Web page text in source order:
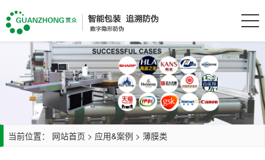
当前位置： 网站首页 > 应用&案例 > 薄膜类